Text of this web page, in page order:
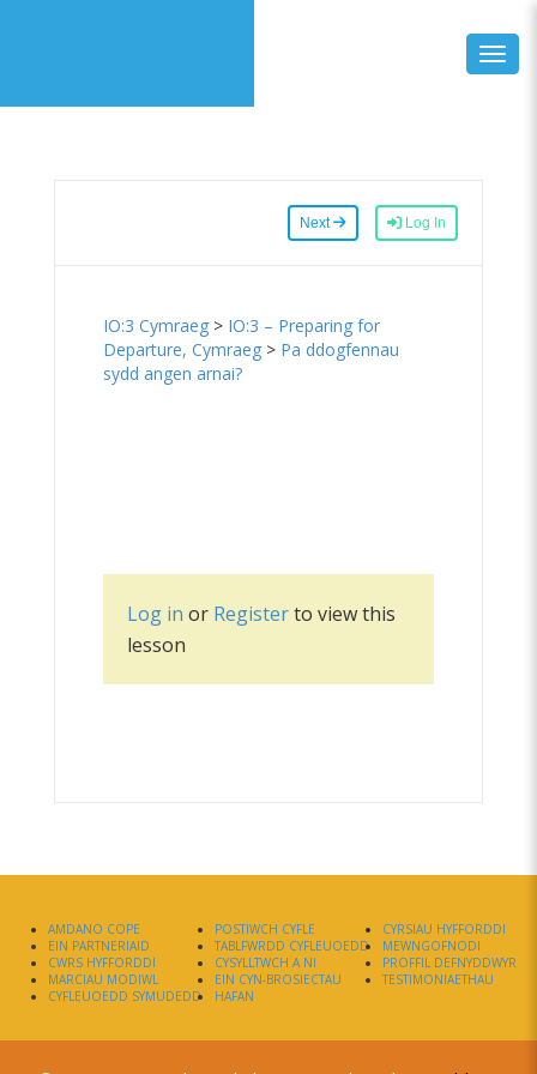
Next Log In
IO:3 Cymraeg> IO:3 – Preparing for
Departure, Cymraeg> Pa ddogfennau
sydd angen arnai?
Log in or Registerto view this
lesson
AMDANO COPE
EIN PARTNERIAID
CWRS HYFFORDDI
MARCIAU MODIWL
CYFLEUOEDD SYMUDEDD
POSTIWCH CYFLE
TABLFWRDD CYFLEUOEDD
CYSYLLTWCH A NI
EIN CYN-BROSIECTAU
HAFAN
CYRSIAU HYFFORDDI
MEWNGOFNODI
PROFFIL DEFNYDDWYR
TESTIMONIAETHAU